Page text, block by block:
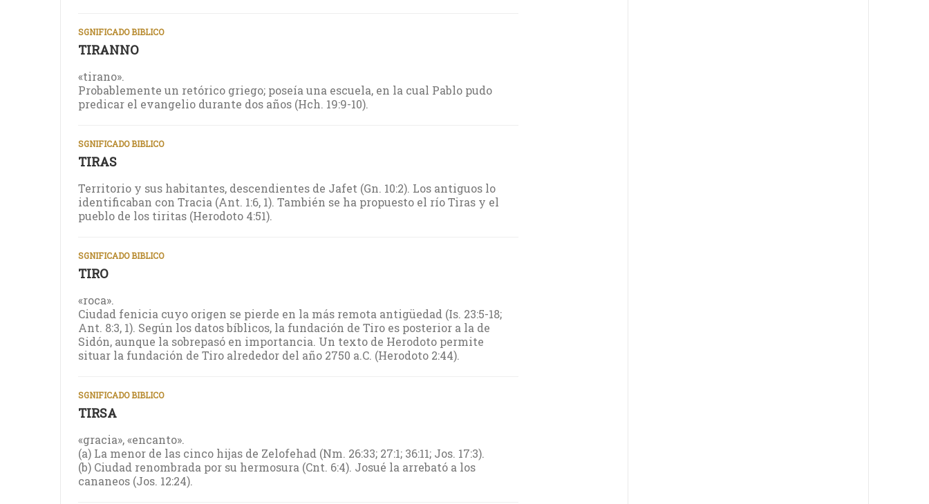
SGNIFICADO BIBLICO
TIRANNO
«tirano».
Probablemente un retórico griego; poseía una escuela, en la cual Pablo pudo
predicar el evangelio durante dos años (Hch. 19:9-10).
SGNIFICADO BIBLICO
TIRAS
Territorio y sus habitantes, descendientes de Jafet (Gn. 10:2). Los antiguos lo
identificaban con Tracia (Ant. 1:6, 1). También se ha propuesto el río Tiras y el
pueblo de los tiritas (Herodoto 4:51).
SGNIFICADO BIBLICO
TIRO
«roca».
Ciudad fenicia cuyo origen se pierde en la más remota antigüedad (Is. 23:5-18;
Ant. 8:3, 1). Según los datos bíblicos, la fundación de Tiro es posterior a la de
Sidón, aunque la sobrepasó en importancia. Un texto de Herodoto permite
situar la fundación de Tiro alrededor del año 2750 a.C. (Herodoto 2:44).
SGNIFICADO BIBLICO
TIRSA
«gracia», «encanto».
(a) La menor de las cinco hijas de Zelofehad (Nm. 26:33; 27:1; 36:11; Jos. 17:3).
(b) Ciudad renombrada por su hermosura (Cnt. 6:4). Josué la arrebató a los
cananeos (Jos. 12:24).